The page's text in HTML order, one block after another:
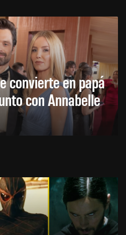
convierte en papá
con Annabelle